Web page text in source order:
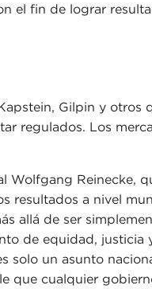
el fin de lograr
Gilpin y otros
regulados. Los
Wolfgang Reinecke,
resultados a nivel
allá de ser
de equidad, justicia
solo un asunto
que cualquier